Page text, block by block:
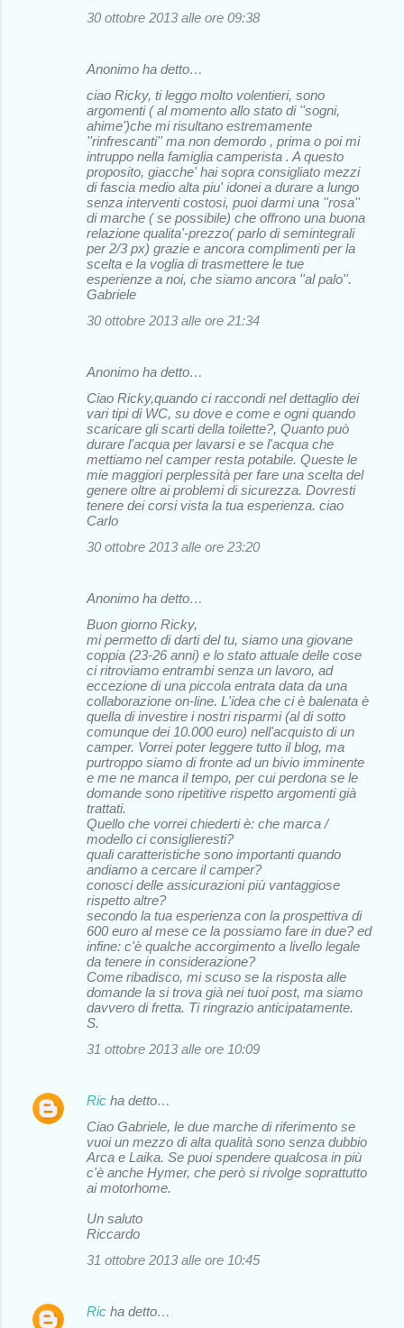
30 ottobre 2013 alle ore 09:38
Anonimo ha detto…
ciao Ricky, ti leggo molto volentieri, sono
argomenti ( al momento allo stato di ''sogni,
ahime')che mi risultano estremamente
''rinfrescanti'' ma non demordo , prima o poi mi
intruppo nella famiglia camperista . A questo
proposito, giacche' hai sopra consigliato mezzi
di fascia medio alta piu' idonei a durare a lungo
senza interventi costosi, puoi darmi una ''rosa''
di marche ( se possibile) che offrono una buona
relazione qualita'-prezzo( parlo di semintegrali
per 2/3 px) grazie e ancora complimenti per la
scelta e la voglia di trasmettere le tue
esperienze a noi, che siamo ancora ''al palo''.
Gabriele
30 ottobre 2013 alle ore 21:34
Anonimo ha detto…
Ciao Ricky,quando ci raccondi nel dettaglio dei
vari tipi di WC, su dove e come e ogni quando
scaricare gli scarti della toilette?, Quanto può
durare l'acqua per lavarsi e se l'acqua che
mettiamo nel camper resta potabile. Queste le
mie maggiori perplessità per fare una scelta del
genere oltre ai problemi di sicurezza. Dovresti
tenere dei corsi vista la tua esperienza. ciao
Carlo
30 ottobre 2013 alle ore 23:20
Anonimo ha detto…
Buon giorno Ricky,
mi permetto di darti del tu, siamo una giovane
coppia (23-26 anni) e lo stato attuale delle cose
ci ritroviamo entrambi senza un lavoro, ad
eccezione di una piccola entrata data da una
collaborazione on-line. L'idea che ci è balenata è
quella di investire i nostri risparmi (al di sotto
comunque dei 10.000 euro) nell'acquisto di un
camper. Vorrei poter leggere tutto il blog, ma
purtroppo siamo di fronte ad un bivio imminente
e me ne manca il tempo, per cui perdona se le
domande sono ripetitive rispetto argomenti già
trattati.
Quello che vorrei chiederti è: che marca /
modello ci consiglieresti?
quali caratteristiche sono importanti quando
andiamo a cercare il camper?
conosci delle assicurazioni più vantaggiose
rispetto altre?
secondo la tua esperienza con la prospettiva di
600 euro al mese ce la possiamo fare in due? ed
infine: c'è qualche accorgimento a livello legale
da tenere in considerazione?
Come ribadisco, mi scuso se la risposta alle
domande la si trova già nei tuoi post, ma siamo
davvero di fretta. Ti ringrazio anticipatamente.
S.
31 ottobre 2013 alle ore 10:09
Ric ha detto…
Ciao Gabriele, le due marche di riferimento se
vuoi un mezzo di alta qualità sono senza dubbio
Arca e Laika. Se puoi spendere qualcosa in più
c'è anche Hymer, che però si rivolge soprattutto
ai motorhome.
Un saluto
Riccardo
31 ottobre 2013 alle ore 10:45
Ric ha detto…